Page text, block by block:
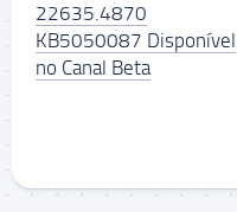
22635.4870
KB5050087 Disponível
no Canal Beta